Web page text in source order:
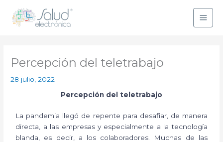
contenido
Percepción del teletrabajo
28 julio, 2022
Percepción del teletrabajo
La pandemia llegó de repente para desafiar, de manera
directa, a las empresas y especialmente a la tecnología
blanda, es decir, a los colaboradores. Muchas de las